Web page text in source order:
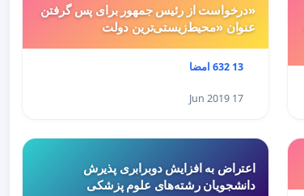
«درخواست از رئیس جمهور برای پس گرفتن
عنوان «محیط‌زیستی‌ترین دولت
13 632 امضا
17 Jun 2019
اعتراض به افزایش دوبرابری پذیرش
دانشجویان رشته‌های علوم پزشکی